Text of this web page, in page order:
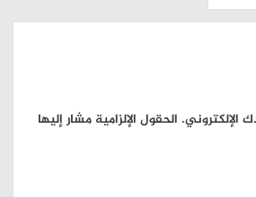
الإلكتروني. الحقول الإلزامية مشار إليها